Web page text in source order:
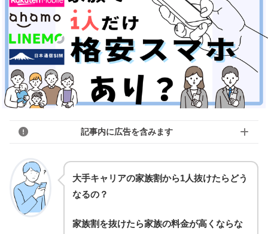
記事内に広告を含みます
大手キャリアの家族割から1人抜けたらどう
なるの？
家族割を抜けたら家族の料金が高くならな